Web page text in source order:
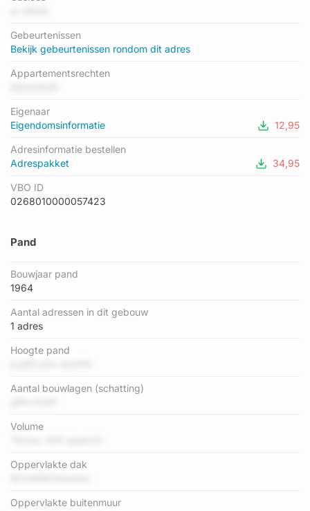
Het pand waarin dit adres ligt heeft als status: 'pand in
gebruik'.
Gebeurtenissen
Bekijk gebeurtenissen rondom dit adres
Appartementsrechten
Eigenaar
Eigendomsinformatie
12,95
Adresinformatie bestellen
Adrespakket
34,95
VBO ID
0268010000057423
Pand
Bouwjaar pand
1964
Aantal adressen in dit gebouw
1 adres
Hoogte pand
Aantal bouwlagen (schatting)
Volume
Oppervlakte dak
Oppervlakte buitenmuur